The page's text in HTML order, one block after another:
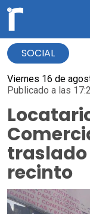
SOCIAL
Viernes 16 de
Publicado a las
traslado
recinto